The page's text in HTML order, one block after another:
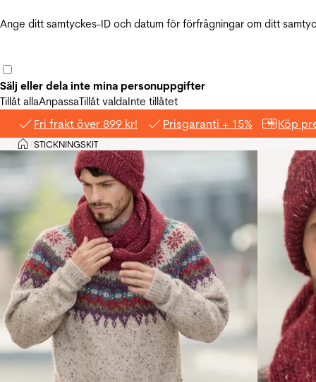
Ange ditt samtyckes-ID och datum för förfrågningar om ditt
Sälj eller dela inte mina personuppgifter
Tillåt allaAnpassaTillåt valdaInte tillåtet
Fri frakt över 899 kr! Prisgaranti + 15% Köp
Hem
>STICKNINGSKIT